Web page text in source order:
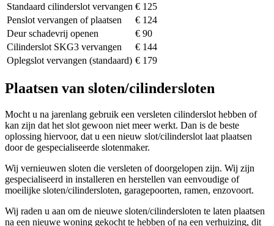
Standaard cilinderslot vervangen € 125
Penslot vervangen of plaatsen
€ 124
Deur schadevrij openen
€ 90
Cilinderslot SKG3 vervangen
€ 144
Oplegslot vervangen (standaard) € 179
Plaatsen van sloten/cilindersloten
Mocht u na jarenlang gebruik een versleten cilinderslot hebben of
kan zijn dat het slot gewoon niet meer werkt. Dan is de beste
oplossing hiervoor, dat u een nieuw slot/cilinderslot laat plaatsen
door de gespecialiseerde slotenmaker.
Wij vernieuwen sloten die versleten of doorgelopen zijn. Wij zijn
gespecialiseerd in installeren en herstellen van eenvoudige of
moeilijke sloten/cilindersloten, garagepoorten, ramen, enzovoort.
Wij raden u aan om de nieuwe sloten/cilindersloten te laten plaatsen
na een nieuwe woning gekocht te hebben of na een verhuizing, dit